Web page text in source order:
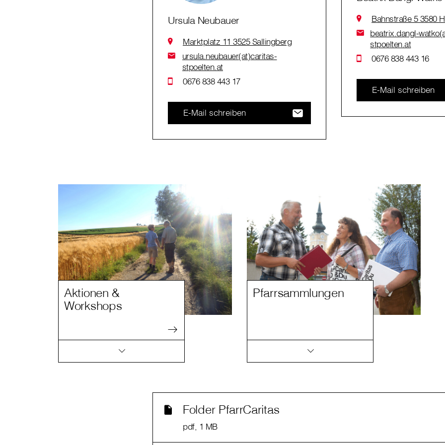
Bahnstraße 5 3580
beatrix.dangl-
stpoelten.at
0676 838 443 16
E-Mail schreiben
Ursula Neubauer
Marktplatz 11 3525 Sallingberg
ursula.neubauer(at)caritas-
stpoelten.at
0676 838 443 17
E-Mail schreiben
Aktionen &
Workshops
Pfarrsammlungen
Folder PfarrCaritas
pdf, 1 MB